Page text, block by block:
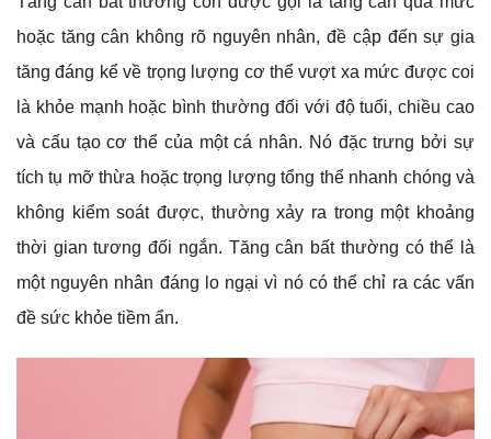
hoặc tăng cân không rõ nguyên nhân, đề cập đến sự gia
tăng đáng kể về trọng lượng cơ thể vượt xa mức được coi
là khỏe mạnh hoặc bình thường đối với độ tuổi, chiều cao
và cấu tạo cơ thể của một cá nhân. Nó đặc trưng bởi sự
tích tụ mỡ thừa hoặc trọng lượng tổng thể nhanh chóng và
không kiểm soát được, thường xảy ra trong một khoảng
thời gian tương đối ngắn. Tăng cân bất thường có thể là
một nguyên nhân đáng lo ngại vì nó có thể chỉ ra các vấn
đề sức khỏe tiềm ẩn.